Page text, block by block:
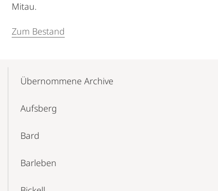
Mitau.
Zum Bestand
Content-
NavigationÜbernommene Archive
Aufsberg
Bard
Barleben